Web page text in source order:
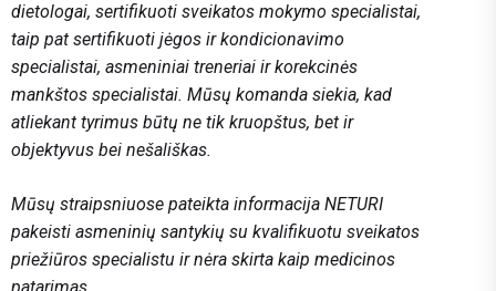
dietologai, sertifikuoti sveikatos mokymo specialistai,
taip pat sertifikuoti jėgos ir kondicionavimo
specialistai, asmeniniai treneriai ir korekcinės
mankštos specialistai. Mūsų komanda siekia, kad
atliekant tyrimus būtų ne tik kruopštus, bet ir
objektyvus bei nešališkas.
Mūsų straipsniuose pateikta informacija NETURI
pakeisti asmeninių santykių su kvalifikuotu sveikatos
priežiūros specialistu ir nėra skirta kaip medicinos